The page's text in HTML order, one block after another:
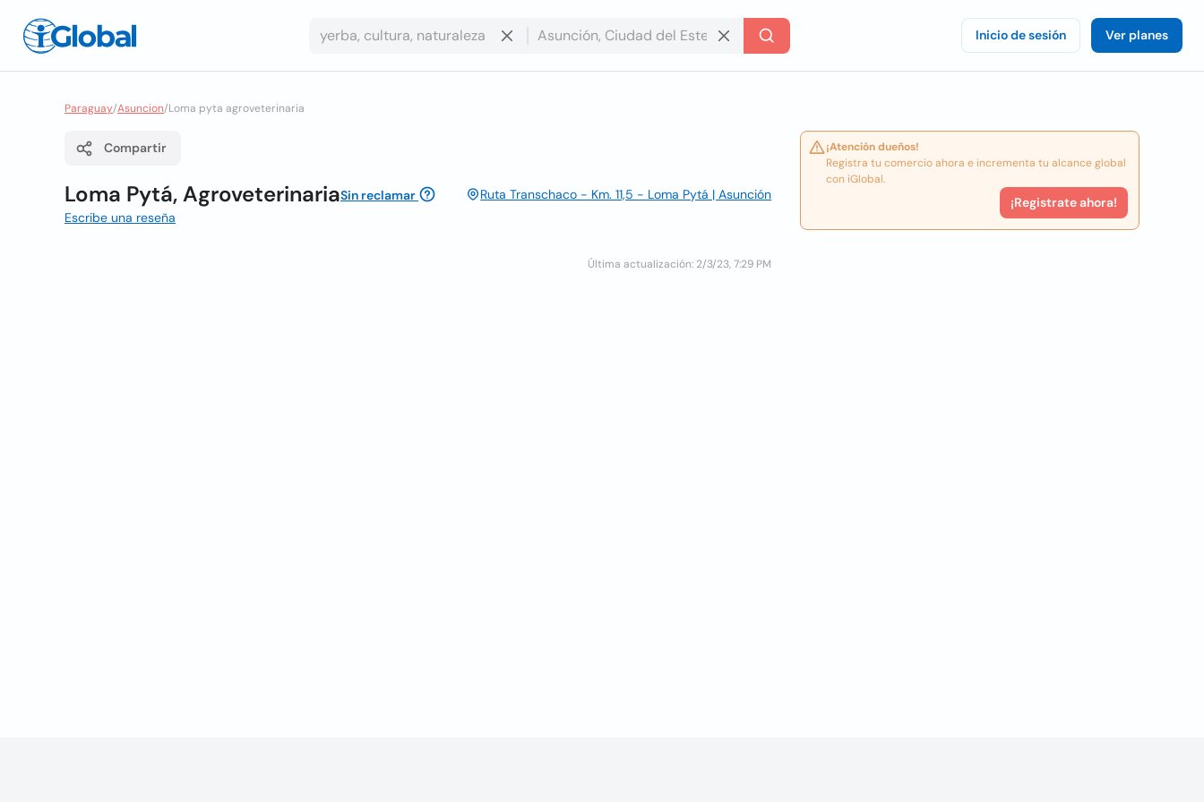
Inicio de sesión Ver planes
Paraguay/Asuncion/Loma pyta agroveterinaria
Compartir
Loma Pytá, AgroveterinariaSin reclamar
Ruta Transchaco - Km. 11,5 - Loma Pytá | Asunción
Escribe una reseña
Última actualización: 2/3/23, 7:29 PM
¡Atención dueños!
Registra tu comercio ahora e incrementa tu alcance global
con iGlobal.
¡Registrate ahora!